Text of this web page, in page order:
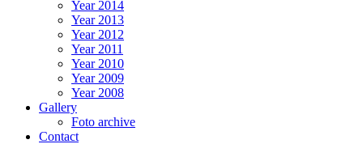
Year 2014
Year 2013
Year 2012
Year 2011
Year 2010
Year 2009
Year 2008
Gallery
Foto archive
Contact